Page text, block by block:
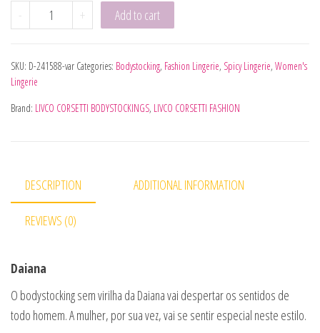
- LIVCO CORSETTI FASHION - ABRA LC 17086
+ Add to cart
SKU: D-241588-var Categories: Bodystocking, Fashion Lingerie, Spicy Lingerie, Women's
Lingerie
Brand: LIVCO CORSETTI BODYSTOCKINGS, LIVCO CORSETTI FASHION
DESCRIPTION ADDITIONAL INFORMATION
REVIEWS (0)
Daiana
O bodystocking sem virilha da Daiana vai despertar os sentidos de
todo homem. A mulher, por sua vez, vai se sentir especial neste estilo.